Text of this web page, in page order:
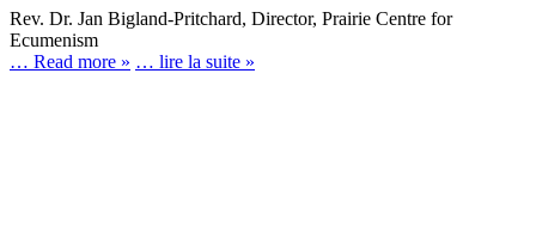
Rev. Dr. Jan Bigland-Pritchard, Director, Prairie Centre for
Ecumenism
… Read more » … lire la suite »